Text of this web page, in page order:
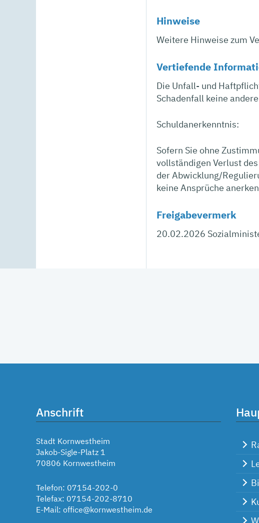
Hinweise
Weitere Hinweise zum
Vertiefende
Die Unfall- und
Schadenfall keine
Schuldanerkenntnis:
Sofern Sie ohne
vollständigen Verlust
der Abwicklung/
keine Ansprüche
Freigabevermerk
20.02.2026
Anschrift
Stadt Kornwestheim
Jakob-Sigle-Platz 1
70806 Kornwestheim
Telefon: 07154-202-0
Telefax: 07154-202-8710
E-Mail: office@kornwestheim.de